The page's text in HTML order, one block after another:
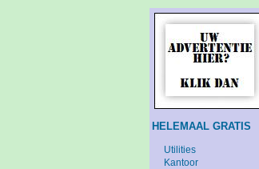
HELEMAAL GRATIS
Utilities
Kantoor